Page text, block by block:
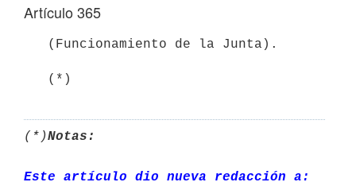
Artículo 365
   (*)
(*)Notas:
Este artículo dio nueva redacción a: